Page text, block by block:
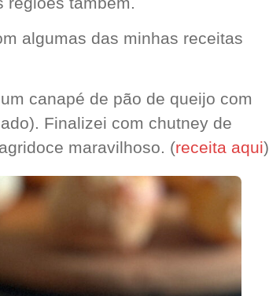
algumas das minhas receitas
canapé de pão de queijo com
Finalizei com chutney de
maravilhoso. (receita aqui)